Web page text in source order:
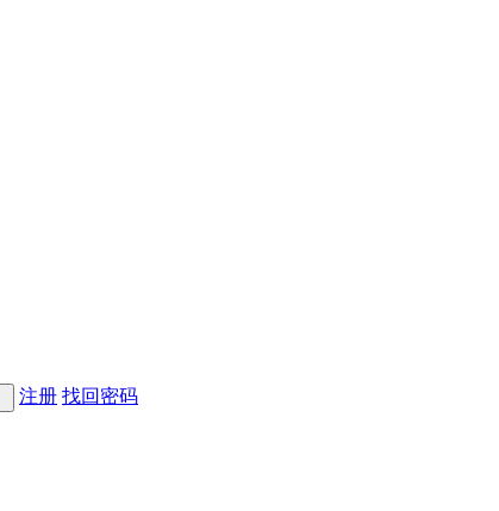
注册 找回密码